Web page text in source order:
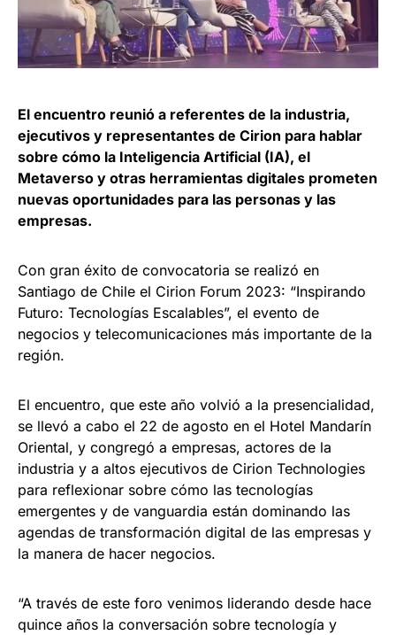
El encuentro reunió a referentes de la industria,
ejecutivos y representantes de Cirion para hablar
sobre cómo la Inteligencia Artificial (IA), el
Metaverso y otras herramientas digitales prometen
nuevas oportunidades para las personas y las
empresas.
Con gran éxito de convocatoria se realizó en
Santiago de Chile el Cirion Forum 2023: “Inspirando
Futuro: Tecnologías Escalables”, el evento de
negocios y telecomunicaciones más importante de la
región.
El encuentro, que este año volvió a la presencialidad,
se llevó a cabo el 22 de agosto en el Hotel Mandarín
Oriental, y congregó a empresas, actores de la
industria y a altos ejecutivos de Cirion Technologies
para reflexionar sobre cómo las tecnologías
emergentes y de vanguardia están dominando las
agendas de transformación digital de las empresas y
la manera de hacer negocios.
“A través de este foro venimos liderando desde hace
quince años la conversación sobre tecnología y